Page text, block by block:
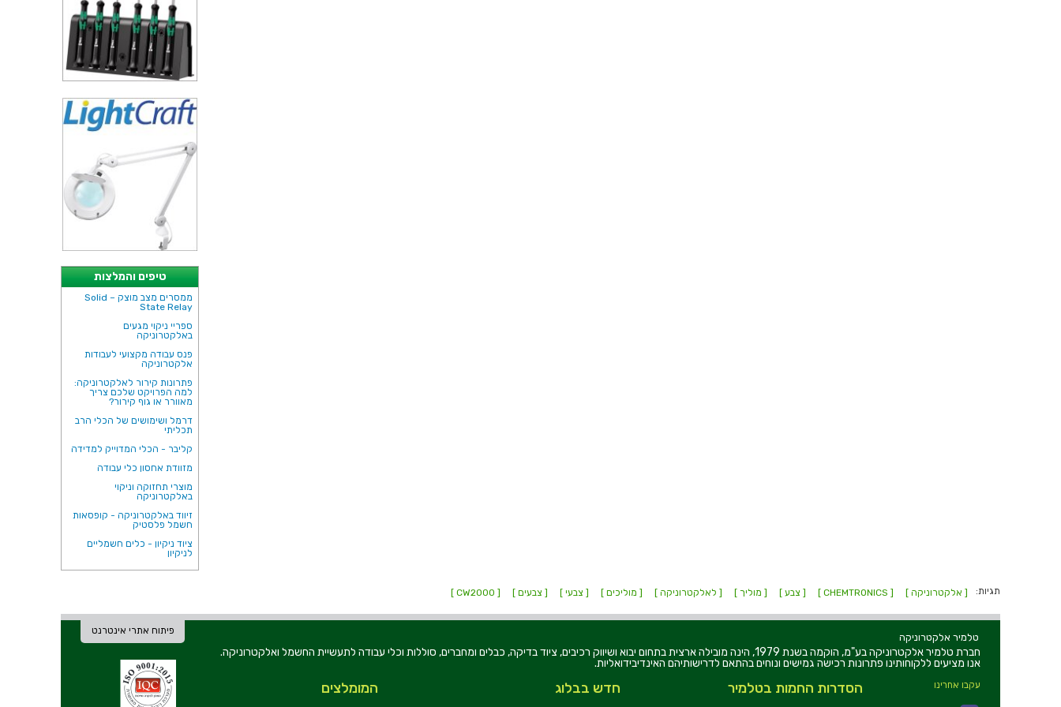
טיפים והמלצות
ממסרים מצב מוצק – Solid
State Relay
ספריי ניקוי מגעים
באלקטרוניקה
פנס עבודה מקצועי לעבודות
אלקטרוניקה
פתרונות קירור לאלקטרוניקה:
למה הפרויקט שלכם צריך
מאוורר או גוף קירור?
דרמל ושימושים של הכלי הרב
תכליתי
קליבר - הכלי המדוייק למדידה
מזוודת אחסון כלי עבודה
מוצרי תחזוקה וניקוי
באלקטרוניקה
זיווד באלקטרוניקה - קופסאות
חשמל פלסטיק
ציוד ניקיון - כלים חשמליים
לניקיון
תגיות: [ אלקטרוניקה ] [ CHEMTRONICS ] [ צבע ] [ מוליך ] [ לאלקטרוניקה ] [ מוליכים ] [ צבעי ] [ צבעים ] [ CW2000 ]
פיתוח אתרי אינטרנט
טלמיר אלקטרוניקה
חברת טלמיר אלקטרוניקה בע"מ, הוקמה בשנת 1979, הינה מובילה ארצית בתחום יבוא ושיווק רכיבים, ציוד בדיקה, כבלים ומחברים, סוללות וכלי עבודה לתעשיית החשמל ואלקטרוניקה.
אנו מציעים ללקוחותינו פתרונות רכישה גמישים ונוחים בהתאם לדרישותיהם האינדיבידואליות.
עקבו אחרינו המומלצים חדש בבלוג הסדרות החמות בטלמיר